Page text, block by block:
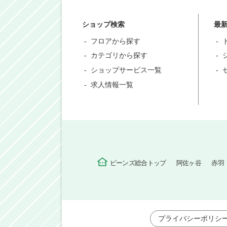
ショップ検索
フロアから探す
カテゴリから探す
ショップサービス一覧
求人情報一覧
最
ビーンズ総合トップ 阿佐ヶ谷 赤羽
プライバシーポリシ